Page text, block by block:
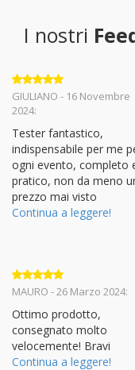
I nostri
Valutato 5
su 5
GIULIANO - 16 Novembre
2024:
Tester fantastico,
indispensabile per me
ogni evento, completo
pratico, non da meno
prezzo mai visto
Continua a leggere!
Valutato5
MAURO - 26 Marzo 2024:
Ottimo prodotto,
consegnato molto
velocemente! Bravi
Continua a leggere!